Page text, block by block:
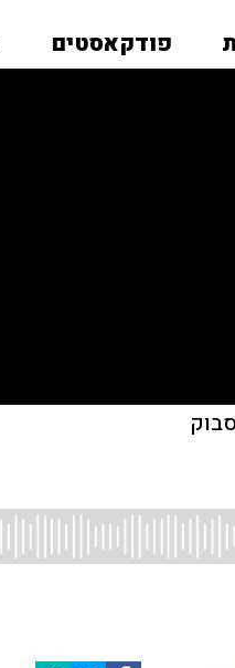
פודקאסטים